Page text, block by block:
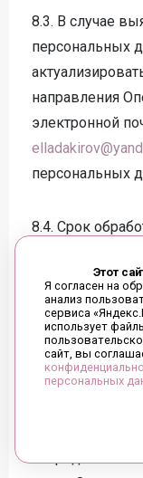
8.3. В случае
персональных
направления
электронной
персональных
8.4. Срок
были собраны
срок не
действующим
Пользователь
свое согласие
данных,
посредством
Этот
Я согласен на
анализ
сервиса
использует
сайт, вы
персональных